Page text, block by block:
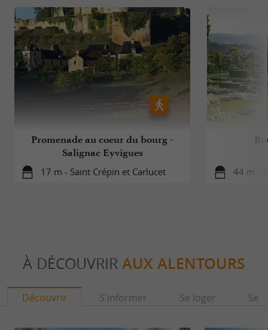
Promenade au coeur du bourg -
Salignac Eyvigues
17 m - Saint Crépin et Carlucet 44 m -
À DÉCOUVRIR AUX ALENTOURS
Découvrir S'informer Se loger Se